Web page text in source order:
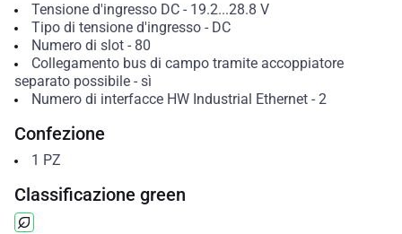
Tensione d'ingresso DC- 19.2...28.8 V
Tipo di tensione d'ingresso- DC
Numero di slot- 80
Collegamento bus di campo tramite accoppiatore
separato possibile - sì
Numero di interfacce HW Industrial Ethernet- 2
Confezione
1 PZ
Classificazione green